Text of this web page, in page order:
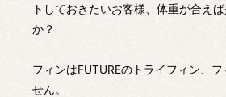
トしておきたいお客様、体重が合え
か？
フィンはFUTUREのトライフィン、
せん。